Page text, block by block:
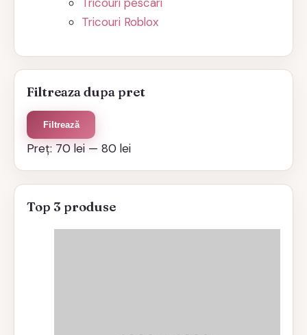
Tricouri Roblox
Filtreaza dupa pret
Preț
minim
Preț
maxim
Filtrează
Preț: 70 lei —80 lei
Top 3 produse